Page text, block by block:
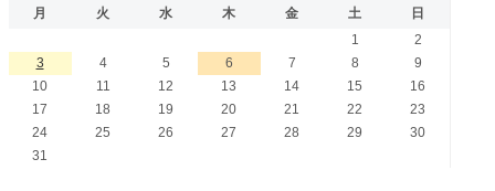
月 火 水 木 金 土
日
1
2
3
4 5 6 7 8
9
10
11 12 13 14 15
16
17
18 19 20 21 22
23
24
25 26 27 28 29
30
31